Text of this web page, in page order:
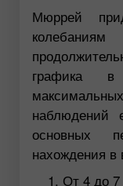
Мюррей
графика
наблюдений
основных
нахождения в
От 4 до 7